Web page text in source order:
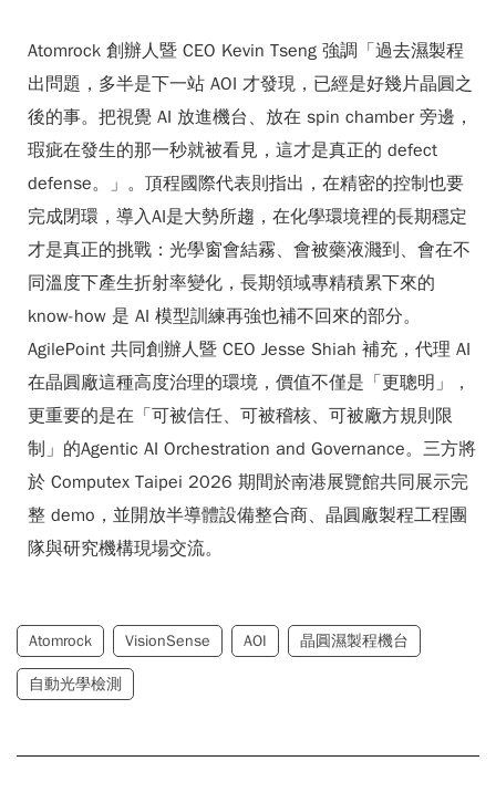
Atomrock 創辦人暨 CEO Kevin Tseng 強調「過去濕製程
出問題，多半是下一站 AOI 才發現，已經是好幾片晶圓之
後的事。把視覺 AI 放進機台、放在 spin chamber 旁邊，
瑕疵在發生的那一秒就被看見，這才是真正的 defect
defense。」。頂程國際代表則指出，在精密的控制也要
完成閉環，導入AI是大勢所趨，在化學環境裡的長期穩定
才是真正的挑戰：光學窗會結霧、會被藥液濺到、會在不
同溫度下產生折射率變化，長期領域專精積累下來的
know-how 是 AI 模型訓練再強也補不回來的部分。
AgilePoint 共同創辦人暨 CEO Jesse Shiah 補充，代理 AI
在晶圓廠這種高度治理的環境，價值不僅是「更聰明」，
更重要的是在「可被信任、可被稽核、可被廠方規則限
制」的Agentic AI Orchestration and Governance。三方將
於 Computex Taipei 2026 期間於南港展覽館共同展示完
整 demo，並開放半導體設備整合商、晶圓廠製程工程團
隊與研究機構現場交流。
Atomrock VisionSense AOI 晶圓濕製程機台
自動光學檢測